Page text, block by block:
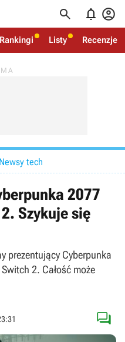
  
Rankingi Listy Recenzje
Newsy tech
2077
Szykuje się
prezentujący Cyberpunka
2. Całość może
